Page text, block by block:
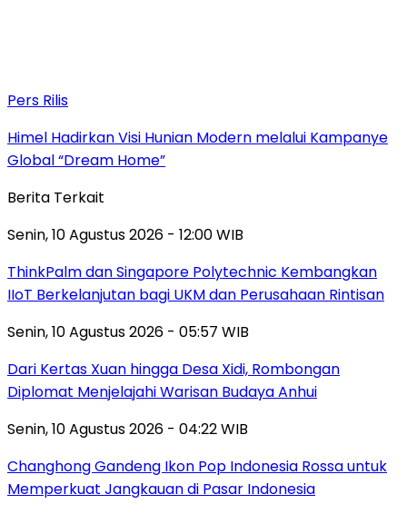
Pers Rilis
Himel Hadirkan Visi Hunian Modern melalui Kampanye
Global “Dream Home”
Berita Terkait
Senin, 10 Agustus 2026 - 12:00 WIB
ThinkPalm dan Singapore Polytechnic Kembangkan
IIoT Berkelanjutan bagi UKM dan Perusahaan Rintisan
Senin, 10 Agustus 2026 - 05:57 WIB
Dari Kertas Xuan hingga Desa Xidi, Rombongan
Diplomat Menjelajahi Warisan Budaya Anhui
Senin, 10 Agustus 2026 - 04:22 WIB
Changhong Gandeng Ikon Pop Indonesia Rossa untuk
Memperkuat Jangkauan di Pasar Indonesia